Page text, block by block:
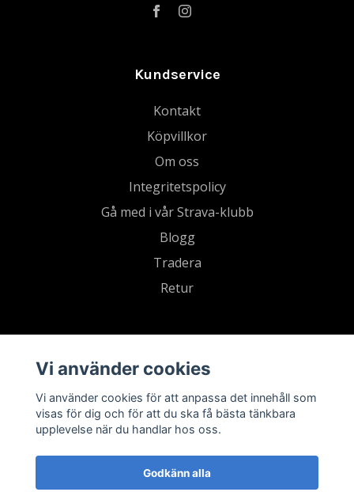
Kundservice
Kontakt
Köpvillkor
Om oss
Integritetspolicy
Gå med i vår Strava-klubb
Blogg
Tradera
Retur
Vi använder cookies
Vi använder cookies för att anpassa det innehåll som
visas för dig och för att du ska få bästa tänkbara
upplevelse när du handlar hos oss.
Godkänn alla